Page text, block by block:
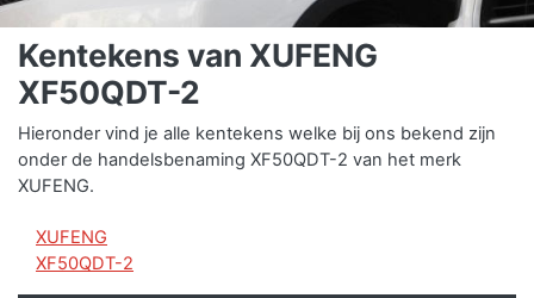
Kentekens van XUFENG
XF50QDT-2
Hieronder vind je alle kentekens welke bij ons bekend zijn
onder de handelsbenaming XF50QDT-2 van het merk
XUFENG.
XUFENG
XF50QDT-2